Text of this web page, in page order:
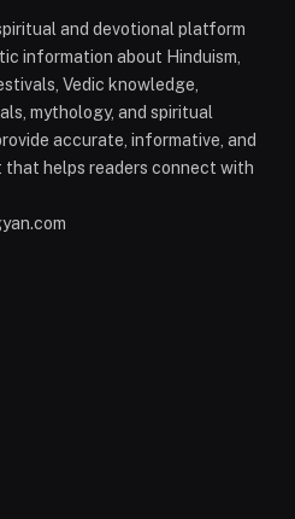
and devotional platform
information about Hinduism,
Vedic knowledge,
mythology, and spiritual
accurate, informative, and
helps readers connect with